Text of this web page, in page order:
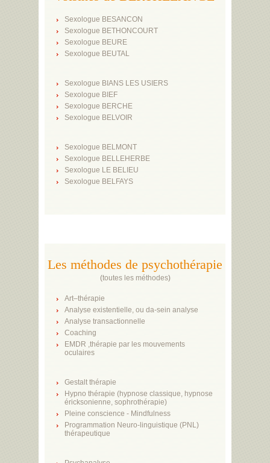
Sexologue BESANCON
Sexologue BETHONCOURT
Sexologue BEURE
Sexologue BEUTAL
Sexologue BIANS LES USIERS
Sexologue BIEF
Sexologue BERCHE
Sexologue BELVOIR
Sexologue BELMONT
Sexologue BELLEHERBE
Sexologue LE BELIEU
Sexologue BELFAYS
Les méthodes de psychothérapie
(toutes les méthodes)
Art–thérapie
Analyse existentielle, ou da-sein analyse
Analyse transactionnelle
Coaching
EMDR ,thérapie par les mouvements
oculaires
Gestalt thérapie
Hypno thérapie (hypnose classique, hypnose
éricksonienne, sophrothérapie)
Pleine conscience - Mindfulness
Programmation Neuro-linguistique (PNL)
thérapeutique